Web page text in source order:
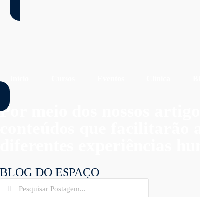
Por meio dos nossos
BLOG DO ESPAÇO